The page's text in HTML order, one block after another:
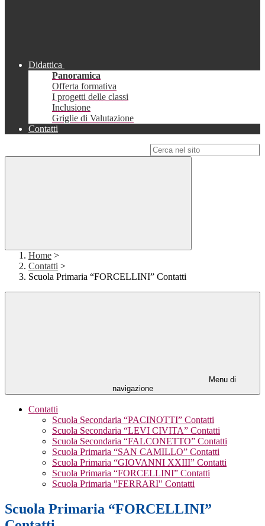
Didattica
Panoramica
Offerta formativa
I progetti delle classi
Inclusione
Griglie di Valutazione
Contatti
Home >
Contatti >
Scuola Primaria “FORCELLINI” Contatti
Menu di
navigazione
Contatti
Scuola Secondaria “PACINOTTI” Contatti
Scuola Secondaria “LEVI CIVITA” Contatti
Scuola Secondaria “FALCONETTO” Contatti
Scuola Primaria “SAN CAMILLO” Contatti
Scuola Primaria “GIOVANNI XXIII” Contatti
Scuola Primaria “FORCELLINI” Contatti
Scuola Primaria "FERRARI" Contatti
Scuola Primaria “FORCELLINI”